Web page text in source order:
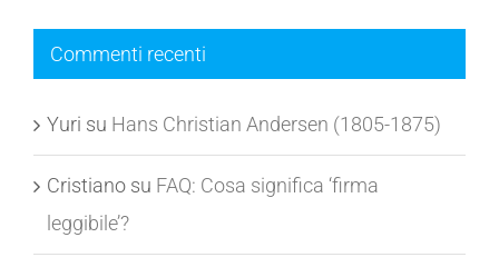
Commenti recenti
YurisuHans Christian Andersen (1805-1875)
Cristianosu
leggibile’?